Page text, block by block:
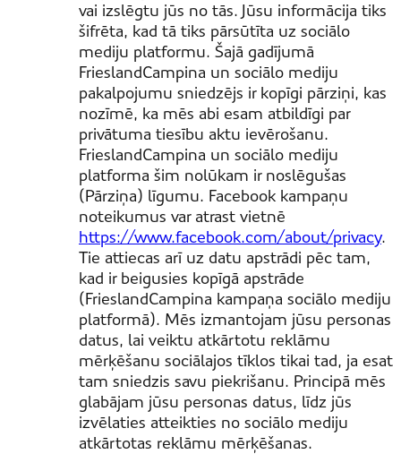
vai izslēgtu jūs no tās. Jūsu informācija tiks
šifrēta, kad tā tiks pārsūtīta uz sociālo
mediju platformu. Šajā gadījumā
FrieslandCampina un sociālo mediju
pakalpojumu sniedzējs ir kopīgi pārziņi, kas
nozīmē, ka mēs abi esam atbildīgi par
privātuma tiesību aktu ievērošanu.
FrieslandCampina un sociālo mediju
platforma šim nolūkam ir noslēgušas
(Pārziņa) līgumu. Facebook kampaņu
noteikumus var atrast vietnē
https://www.facebook.com/about/privacy.
Tie attiecas arī uz datu apstrādi pēc tam,
kad ir beigusies kopīgā apstrāde
(FrieslandCampina kampaņa sociālo mediju
platformā). Mēs izmantojam jūsu personas
datus, lai veiktu atkārtotu reklāmu
mērķēšanu sociālajos tīklos tikai tad, ja esat
tam sniedzis savu piekrišanu. Principā mēs
glabājam jūsu personas datus, līdz jūs
izvēlaties atteikties no sociālo mediju
atkārtotas reklāmu mērķēšanas.